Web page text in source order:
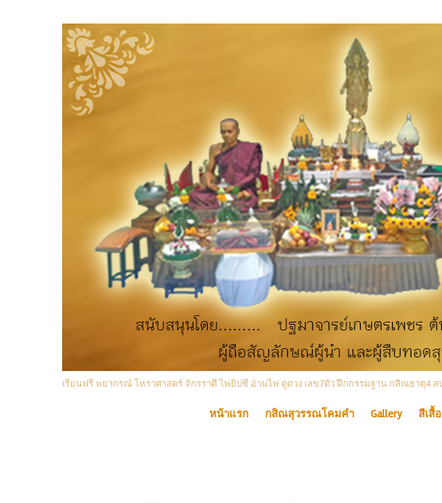
เรียนฟรี พยากรณ์ โหราศาสตร์ จักรราศี ไพ่ยิปซี อ่านไพ่ ดูดวง เลข7ตัว ฝึกกรรมฐาน กสิณธาตุ4
หน้าแรก กสิณสุวรรณโคมคำ Gallery สีเสื้